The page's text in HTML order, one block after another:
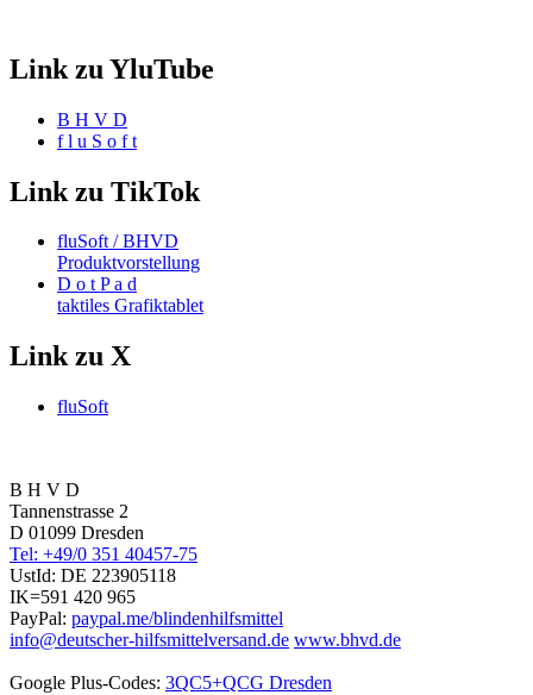
Link zu YluTube
B H V D
f l u S o f t
Link zu TikTok
fluSoft / BHVD
Produktvorstellung
D o t P a d
taktiles Grafiktablet
Link zu X
fluSoft
B H V D
Tannenstrasse 2
D 01099 Dresden
Tel: +49/0 351 40457-75
UstId: DE 223905118
IK=591 420 965
PayPal: paypal.me/blindenhilfsmittel
info@deutscher-hilfsmittelversand.de www.bhvd.de
Google Plus-Codes: 3QC5+QCG Dresden